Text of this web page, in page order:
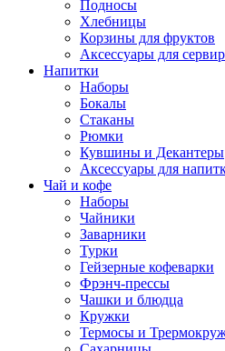
Подносы
Хлебницы
Корзины для фруктов
Аксессуары для
Напитки
Наборы
Бокалы
Стаканы
Рюмки
Кувшины и Декантеры
Аксессуары для
Чай и кофе
Наборы
Чайники
Заварники
Турки
Гейзерные кофеварки
Фрэнч-прессы
Чашки и блюдца
Кружки
Термосы и